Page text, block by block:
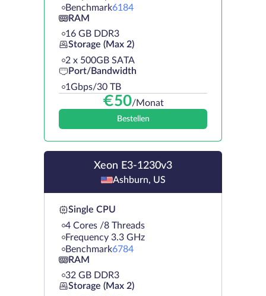
Benchmark6184
RAM
16 GB DDR3
Storage (Max 2)
2 х 500GB SATA
Port/Bandwidth
1Gbps/30 TB
€50/Monat
Bestellen
Xeon E3-1230v3
Ashburn, US
Single CPU
4 Cores /8 Threads
Frequency 3.3 GHz
Benchmark6784
RAM
32 GB DDR3
Storage (Max 2)